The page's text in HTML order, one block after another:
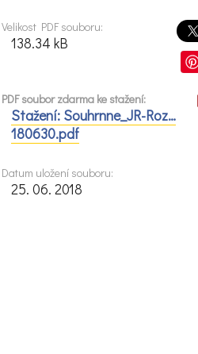
Velikost PDF souboru:
138.34 kB
PDF soubor zdarma ke stažení:
Stažení: Souhrnne_JR-Roz…
180630.pdf
Datum uložení souboru:
25. 06. 2018